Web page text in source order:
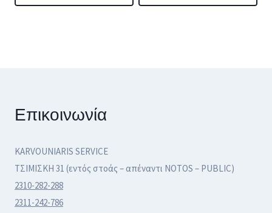
Επικοινωνία
KARVOUNIARIS SERVICE
ΤΣΙΜΙΣΚΗ 31 (εντός στοάς – απέναντι NOTOS – PUBLIC)
2310-282-288
2311-242-786